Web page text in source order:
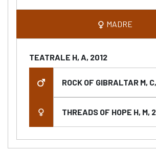
MADRE
TEATRALE H, A, 2012
ROCK OF GIBRALTAR M,
THREADS OF HOPE H, M,